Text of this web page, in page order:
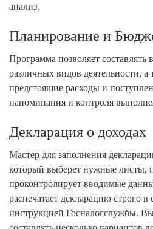
анализ.
Планирование и
Программа позволяет
различных видов деятельности, а
предстоящие расходы и
напоминания и контроля
Декларация о доходах
Мастер для заполнения
который выберет нужные листы,
проконтролирует вводимые
распечатает декларацию строго в
инструкцией Госналогслужбы.